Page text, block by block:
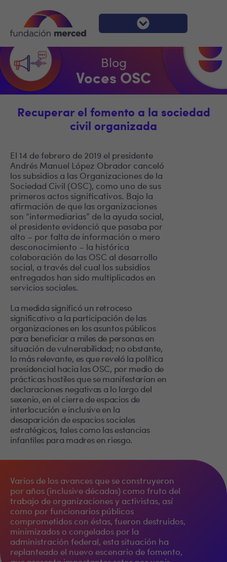
Blog
Voces OSC
Recuperar el fomento a la sociedad
civil organizada
El 14 de febrero de 2019 el presidente
Andrés Manuel López Obrador canceló
los subsidios a las Organizaciones de la
Sociedad Civil (OSC), como uno de sus
primeros actos significativos. Bajo la
afirmación de que las organizaciones
son “intermediarias” de la ayuda social,
el presidente evidenció que pasaba por
alto – por falta de información o mero
desconocimiento – la histórica
colaboración de las OSC al desarrollo
social, a través del cual los subsidios
entregados han sido multiplicados en
servicios sociales.
La medida significó un retroceso
significativo a la participación de las
organizaciones en los asuntos públicos
para beneficiar a miles de personas en
situación de vulnerabilidad; no obstante,
lo más relevante, es que reveló la política
presidencial hacia las OSC, por medio de
prácticas hostiles que se manifestarían en
declaraciones negativas a lo largo del
sexenio, en el cierre de espacios de
interlocución e inclusive en la
desaparición de espacios sociales
estratégicos, tales como las estancias
infantiles para madres en riesgo.
Varios de los avances que se construyeron
por años (inclusive décadas) como fruto del
trabajo de organizaciones y activistas, así
como por funcionarios públicos
comprometidos con éstas, fueron destruidos,
minimizados o congelados por la
administración federal, esta situación ha
replanteado el nuevo escenario de fomento,